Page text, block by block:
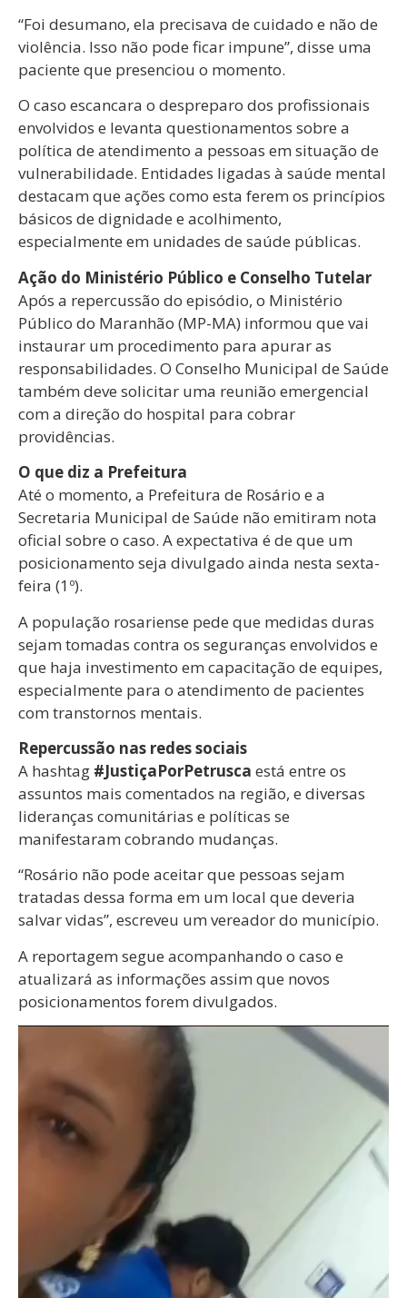
“Foi desumano, ela precisava de cuidado e não de
violência. Isso não pode ficar impune”, disse uma
paciente que presenciou o momento.
O caso escancara o despreparo dos profissionais
envolvidos e levanta questionamentos sobre a
política de atendimento a pessoas em situação de
vulnerabilidade. Entidades ligadas à saúde mental
destacam que ações como esta ferem os princípios
básicos de dignidade e acolhimento,
especialmente em unidades de saúde públicas.
Ação do Ministério Público e Conselho Tutelar
Após a repercussão do episódio, o Ministério
Público do Maranhão (MP-MA) informou que vai
instaurar um procedimento para apurar as
responsabilidades. O Conselho Municipal de Saúde
também deve solicitar uma reunião emergencial
com a direção do hospital para cobrar
providências.
O que diz a Prefeitura
Até o momento, a Prefeitura de Rosário e a
Secretaria Municipal de Saúde não emitiram nota
oficial sobre o caso. A expectativa é de que um
posicionamento seja divulgado ainda nesta sexta-
feira (1º).
A população rosariense pede que medidas duras
sejam tomadas contra os seguranças envolvidos e
que haja investimento em capacitação de equipes,
especialmente para o atendimento de pacientes
com transtornos mentais.
Repercussão nas redes sociais
A hashtag #JustiçaPorPetrusca está entre os
assuntos mais comentados na região, e diversas
lideranças comunitárias e políticas se
manifestaram cobrando mudanças.
“Rosário não pode aceitar que pessoas sejam
tratadas dessa forma em um local que deveria
salvar vidas”, escreveu um vereador do município.
A reportagem segue acompanhando o caso e
atualizará as informações assim que novos
posicionamentos forem divulgados.